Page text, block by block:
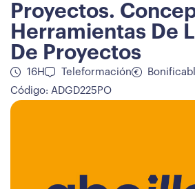
Proyectos.
Herramientas De
De Proyectos
16H Teleformación
Código: ADGD225PO